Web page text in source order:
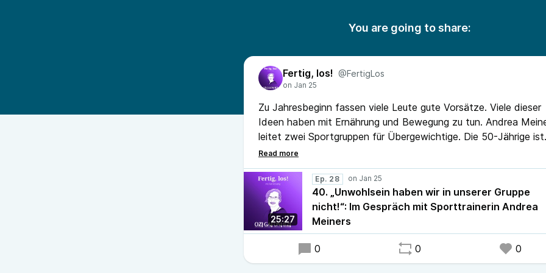
You are going to share:
Fertig, los! @FertigLos
Zu Jahresbeginn fassen viele Leute gute Vorsätze. Viele dieser
Ideen haben mit Ernährung und Bewegung zu tun. Andrea
leitet zwei Sportgruppen für Übergewichtige. Die 50-Jährige ist
selbst korpulent. Sie weiß, wie das ist und wie sehr man sich im
Schwimmbad, beim Vereinssport oder im Fitnessstudio
fühlt ...
25:27
Ep. 28
40. „Unwohlsein haben wir in unserer Gruppe
nicht!“: Im Gespräch mit Sporttrainerin Andrea
Meiners
0 0 0